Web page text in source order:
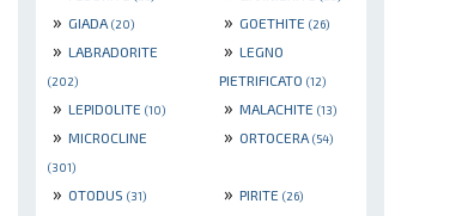
» GIADA (20) » GOETHITE (26)
» LABRADORITE
(202)
» LEGNO
PIETRIFICATO (12)
» LEPIDOLITE (10) » MALACHITE (13)
» MICROCLINE
(301)
» ORTOCERA (54)
» OTODUS (31) » PIRITE (26)